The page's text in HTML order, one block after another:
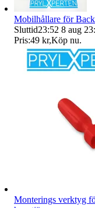
Mobilhållare för
Sluttid23:52 8 aug
Pris:49 kr,Köp nu.
Monterings verktyg